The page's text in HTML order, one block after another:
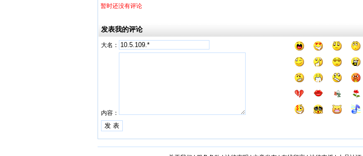
暂时还没有评论
发表我的评论
大名：
内容：